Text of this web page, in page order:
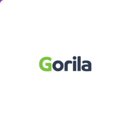
Knihy